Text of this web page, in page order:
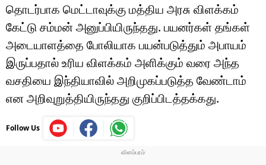
தொடர்பாக மெட்டாவுக்கு மத்திய அரசு விளக்கம்
கேட்டு சம்மன் அனுப்பியிருந்தது. பயனர்கள் தங்கள்
அடையாளத்தை போலியாக பயன்படுத்தும் அபாயம்
இருப்பதால் உரிய விளக்கம் அளிக்கும் வரை அந்த
வசதியை இந்தியாவில் அறிமுகப்படுத்த வேண்டாம்
என அறிவுறுத்தியிருந்தது குறிப்பிடத்தக்கது.
Follow Us